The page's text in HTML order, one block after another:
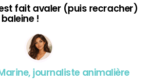
fait avaler (puis recracher)
!
journaliste animalière